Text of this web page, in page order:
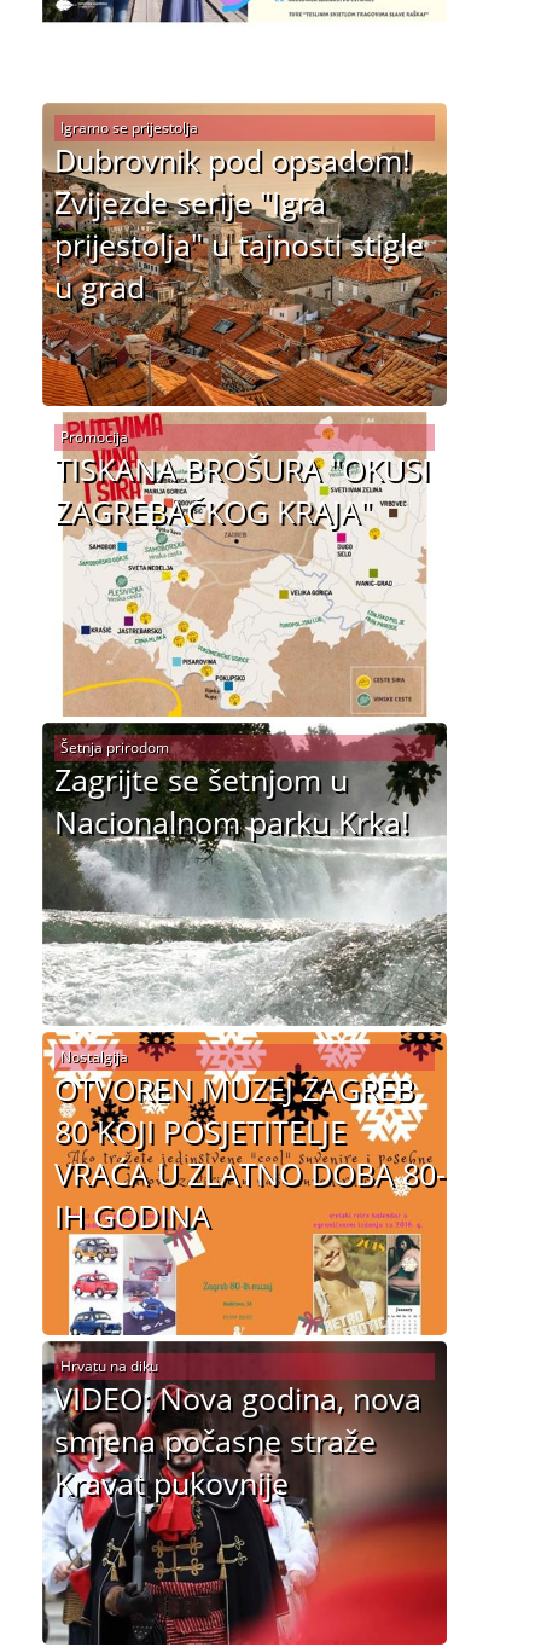
Dubrovnik pod opsadom!
Zvijezde serije "Igra
prijestolja" u tajnosti stigle
u grad
Igramo se prijestolja
TISKANA BROŠURA "OKUSI
ZAGREBAČKOG KRAJA"
Promocija
Zagrijte se šetnjom u
Nacionalnom parku Krka!
Šetnja prirodom
OTVOREN MUZEJ ZAGREB
80 KOJI POSJETITELJE
VRAĆA U ZLATNO DOBA 80-
IH GODINA
Nostalgija
VIDEO: Nova godina, nova
smjena počasne straže
Kravat pukovnije
Hrvatu na diku